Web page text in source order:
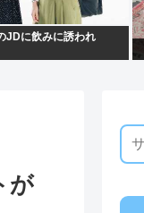
JDに飲みに誘われ
が